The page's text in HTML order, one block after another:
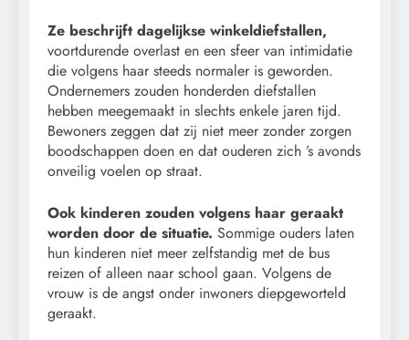
Ze beschrijft dagelijkse winkeldiefstallen,
voortdurende overlast en een sfeer van intimidatie
die volgens haar steeds normaler is geworden.
Ondernemers zouden honderden diefstallen
hebben meegemaakt in slechts enkele jaren tijd.
Bewoners zeggen dat zij niet meer zonder zorgen
boodschappen doen en dat ouderen zich ’s avonds
onveilig voelen op straat.
Ook kinderen zouden volgens haar geraakt
worden door de situatie. Sommige ouders laten
hun kinderen niet meer zelfstandig met de bus
reizen of alleen naar school gaan. Volgens de
vrouw is de angst onder inwoners diepgeworteld
geraakt.